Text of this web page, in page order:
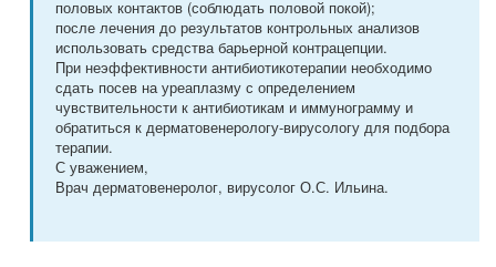
половых контактов (соблюдать половой покой);
после лечения до результатов контрольных анализов
использовать средства барьерной контрацепции.
При неэффективности антибиотикотерапии необходимо
сдать посев на уреаплазму с определением
чувствительности к антибиотикам и иммунограмму и
обратиться к дерматовенерологу-вирусологу для подбора
терапии.
С уважением,
Врач дерматовенеролог, вирусолог О.С. Ильина.